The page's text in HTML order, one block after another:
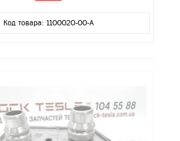
Код товара: 1100020-00-A